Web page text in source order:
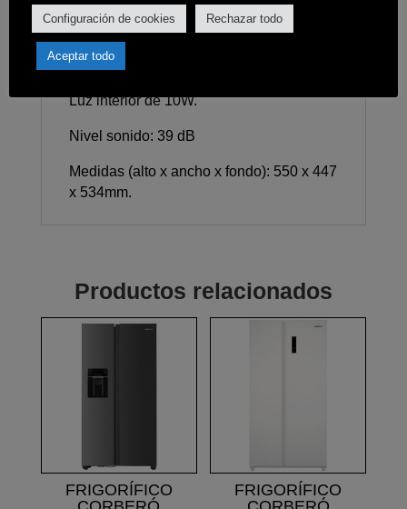
Sistema de control mecánico con
termostato.
Patas niveladoras.
Luz interior de 10W.
Nivel sonido: 39 dB
Medidas (alto x ancho x fondo): 550 x 447
x 534mm.
Productos relacionados
FRIGORÍFICO
FRIGORÍFICO
Configuración de cookies Rechazar todo
Aceptar todo